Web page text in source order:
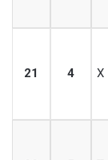
21 4 X